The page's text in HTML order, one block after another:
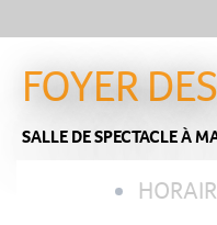
FOYER
SALLE DE SPECTACLEÀ